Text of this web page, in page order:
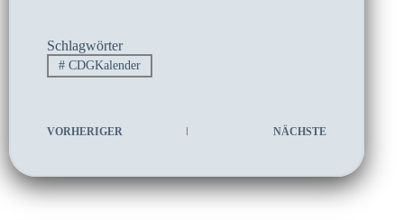
Schlagwörter
#CDGKalender
VORHERIGER NÄCHSTE